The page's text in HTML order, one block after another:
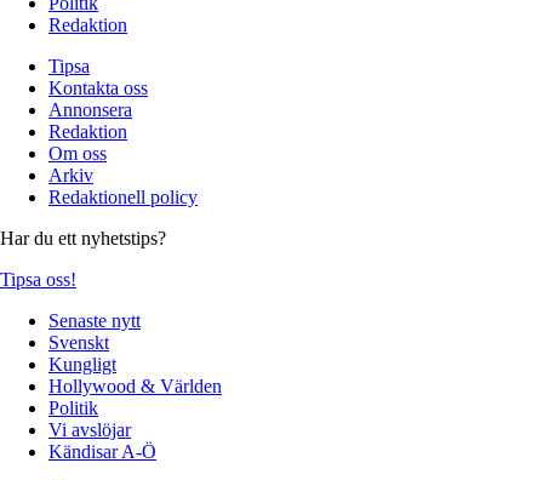
Redaktion
Tipsa
Kontakta oss
Annonsera
Redaktion
Om oss
Arkiv
Redaktionell policy
Har du ett nyhetstips?
Tipsa oss!
Senaste nytt
Svenskt
Kungligt
Hollywood & Världen
Politik
Vi avslöjar
Kändisar A-Ö